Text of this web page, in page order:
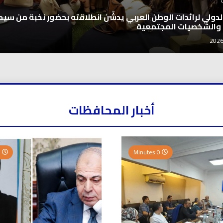
الدولي لرائدات الوطن العربي يدشّن انطلاقته بحضور نخبة من
والشخصيات المجتمعية
أخبار المحافظات